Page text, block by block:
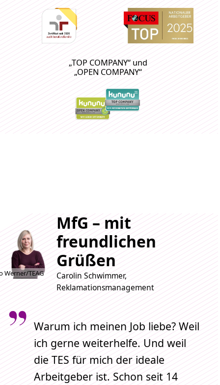
„TOP COMPANY“ und
„OPEN COMPANY“
Werner/TEAG
MfG – mit
freundlichen
Grüßen
Carolin Schwimmer,
Reklamationsmanagement
Warum ich meinen Job liebe? Weil
ich gerne weiterhelfe. Und weil
die TES für mich der ideale
Arbeitgeber ist. Schon seit 14